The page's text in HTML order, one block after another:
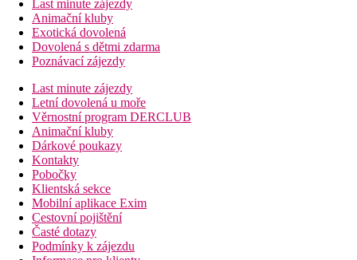
Last minute zájezdy
Animační kluby
Exotická dovolená
Dovolená s dětmi zdarma
Poznávací zájezdy
Last minute zájezdy
Letní dovolená u moře
Věrnostní program DERCLUB
Animační kluby
Dárkové poukazy
Kontakty
Pobočky
Klientská sekce
Mobilní aplikace Exim
Cestovní pojištění
Časté dotazy
Podmínky k zájezdu